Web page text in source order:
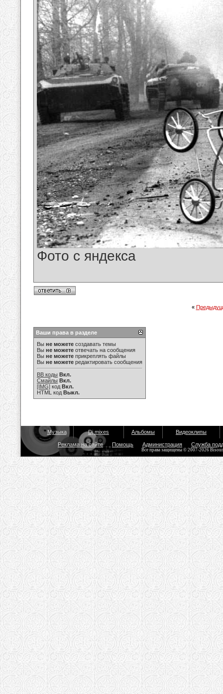
Фото с яндекса
«
Ваши права в разделе
Вы не можете создавать темы
Вы не можете отвечать на сообщения
Вы не можете прикреплять файлы
Вы не можете редактировать сообщения
BB коды Вкл.
Смайлы Вкл.
[IMG] код Вкл.
HTML код Выкл.
Музыка Dj mixes Альбомы Видеоклипы
Реклама на сайте Помощь Администрация Служба
Все права защищены © 2007-2026